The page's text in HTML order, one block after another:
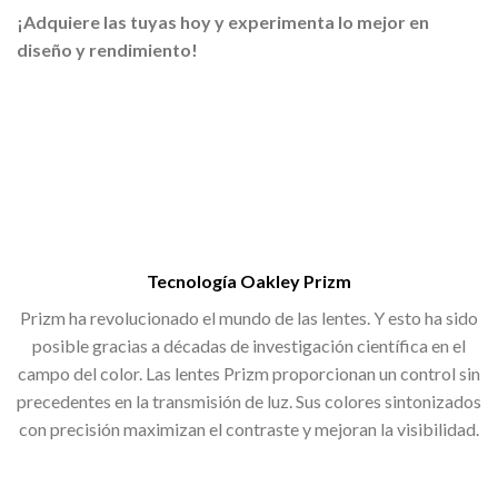
¡Adquiere las tuyas hoy y experimenta lo mejor en
diseño y rendimiento!
Tecnología Oakley Prizm
Prizm ha revolucionado el mundo de las lentes. Y esto ha sido
posible gracias a décadas de investigación científica en el
campo del color. Las lentes Prizm proporcionan un control sin
precedentes en la transmisión de luz. Sus colores sintonizados
con precisión maximizan el contraste y mejoran la visibilidad.